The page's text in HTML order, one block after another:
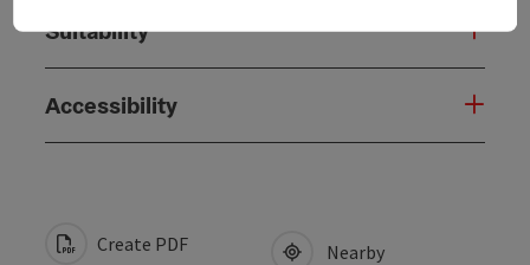
Suitability
Accessibility
Create PDF Nearby